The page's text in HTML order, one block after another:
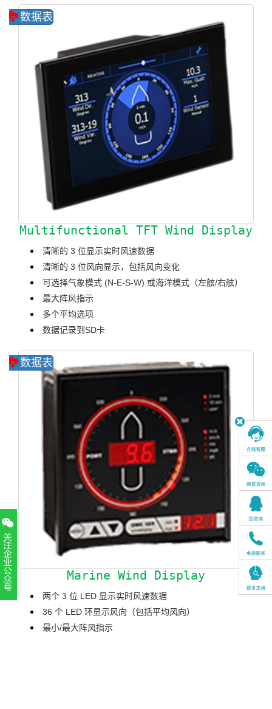
Multifunctional TFT Wind Display
清晰的 3 位显示实时风速数据
清晰的 3 位风向显示，包括风向变化
可选择气象模式 (N-E-S-W) 或海洋模式（左舷/右舷）
最大阵风指示
多个平均选项
数据记录到SD卡
数据表
Marine Wind Display
两个 3 位 LED 显示实时风速数据
36 个 LED 环显示风向（包括平均风向）
最小/最大阵风指示
数据表
扫一扫，关注官方账号
010-52867771